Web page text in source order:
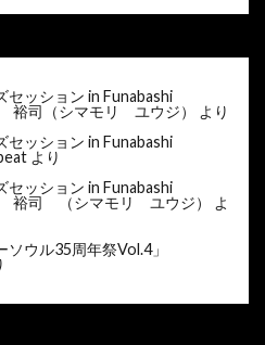
セッション in Funabashi
裕司（シマモリ ユウジ）
より
セッション in Funabashi
より
セッション in Funabashi
裕司 （シマモリ ユウジ）
よ
ソウル35周年祭Vol.4」